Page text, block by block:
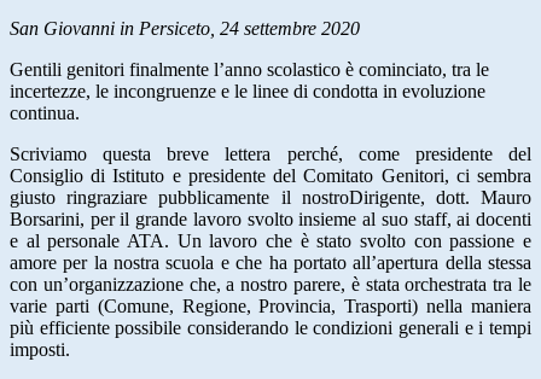
San Giovanni in Persiceto, 24 settembre 2020
Gentili genitori finalmente l’anno scolastico è cominciato, tra le
incertezze, le incongruenze e le linee di condotta in evoluzione
continua.
Scriviamo questa breve lettera perché, come presidente del
Consiglio di Istituto e presidente del Comitato Genitori, ci sembra
giusto ringraziare pubblicamente il nostroDirigente, dott. Mauro
Borsarini, per il grande lavoro svolto insieme al suo staff, ai docenti
e al personale ATA. Un lavoro che è stato svolto con passione e
amore per la nostra scuola e che ha portato all’apertura della stessa
con un’organizzazione che, a nostro parere, è stata orchestrata tra le
varie parti (Comune, Regione, Provincia, Trasporti) nella maniera
più efficiente possibile considerando le condizioni generali e i tempi
imposti.